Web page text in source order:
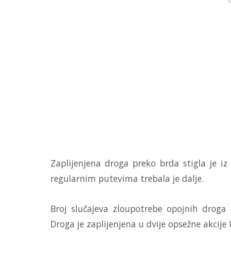
Zaplijenjena droga preko brda stigla je
regularnim putevima trebala je dalje.
Broj slučajeva zloupotrebe opojnih
Droga je zaplijenjena u dvije opsežne akcije